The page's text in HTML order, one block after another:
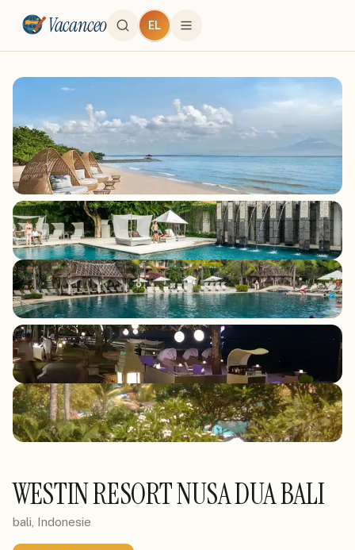
Vacanceo EL
WESTIN RESORT NUSA DUA BALI
bali, Indonesie